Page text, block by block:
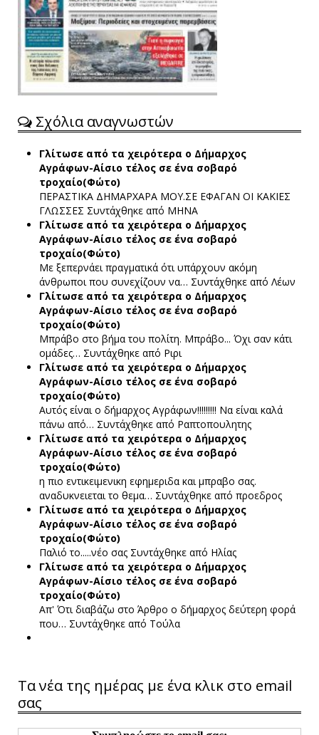
Σχόλια αναγνωστών
Γλίτωσε από τα χειρότερα ο Δήμαρχος
Αγράφων-Αίσιο τέλος σε ένα σοβαρό
τροχαίο(Φώτο)
ΠΕΡΑΣΤΙΚΑ ΔΗΜΑΡΧΑΡΑ ΜΟΥ.ΣΕ ΕΦΑΓΑΝ ΟΙ ΚΑΚΙΕΣ
ΓΛΩΣΣΕΣ Συντάχθηκε από ΜΗΝΑ
Γλίτωσε από τα χειρότερα ο Δήμαρχος
Αγράφων-Αίσιο τέλος σε ένα σοβαρό
τροχαίο(Φώτο)
Με ξεπερνάει πραγματικά ότι υπάρχουν ακόμη
άνθρωποι που συνεχίζουν να… Συντάχθηκε από Λέων
Γλίτωσε από τα χειρότερα ο Δήμαρχος
Αγράφων-Αίσιο τέλος σε ένα σοβαρό
τροχαίο(Φώτο)
Μπράβο στο βήμα του πολίτη. Μπράβο... Όχι σαν κάτι
ομάδες… Συντάχθηκε από Ριρι
Γλίτωσε από τα χειρότερα ο Δήμαρχος
Αγράφων-Αίσιο τέλος σε ένα σοβαρό
τροχαίο(Φώτο)
Αυτός είναι ο δήμαρχος Αγράφων!!!!!!!!! Να είναι καλά
πάνω από… Συντάχθηκε από Ραπτοπουλητης
Γλίτωσε από τα χειρότερα ο Δήμαρχος
Αγράφων-Αίσιο τέλος σε ένα σοβαρό
τροχαίο(Φώτο)
η πιο εντικειμενικη εφημεριδα και μπραβο σας.
αναδυκνειεται το θεμα… Συντάχθηκε από προεδρος
Γλίτωσε από τα χειρότερα ο Δήμαρχος
Αγράφων-Αίσιο τέλος σε ένα σοβαρό
τροχαίο(Φώτο)
Παλιό το.....νέο σας Συντάχθηκε από Ηλίας
Γλίτωσε από τα χειρότερα ο Δήμαρχος
Αγράφων-Αίσιο τέλος σε ένα σοβαρό
τροχαίο(Φώτο)
Απ' Ότι διαβάζω στο Άρθρο ο δήμαρχος δεύτερη φορά
που… Συντάχθηκε από Τούλα
Τα νέα της ημέρας με ένα κλικ στο email
σας